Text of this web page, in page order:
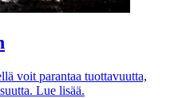
voit parantaa tuottavuutta,
Lue lisää.